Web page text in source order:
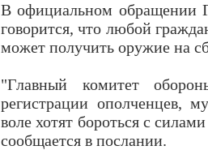
В официальном обращении
говорится, что любой
может получить оружие на
"Главный комитет
регистрации ополченцев,
воле хотят бороться с
сообщается в послании.